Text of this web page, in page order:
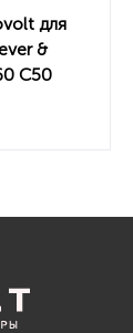
для
&
C50